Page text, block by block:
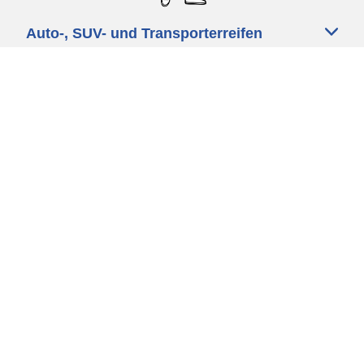
Auto-, SUV- und Transporterreifen